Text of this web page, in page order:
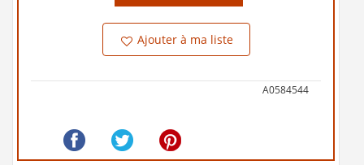
Ajouter à ma liste
A0584544